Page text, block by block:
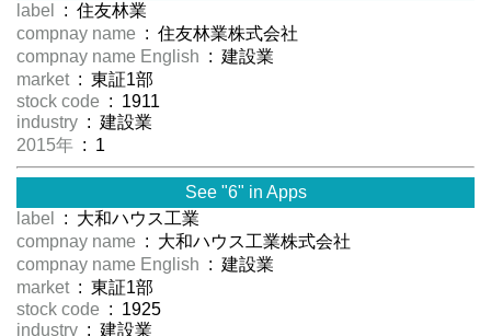
label
: 住友林業
compnay name : 住友林業株式会社
compnay name English : 建設業
market : 東証1部
stock code : 1911
industry : 建設業
2015年 : 1
See "6" in Apps
label
: 大和ハウス工業
compnay name : 大和ハウス工業株式会社
compnay name English : 建設業
market : 東証1部
stock code : 1925
industry : 建設業